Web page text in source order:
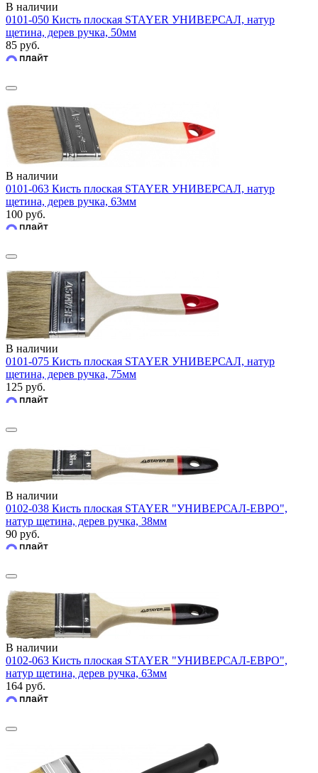
В наличии
0101-050 Кисть плоская STAYER УНИВЕРСАЛ, натур
щетина, дерев ручка, 50мм
85 руб.
В наличии
0101-063 Кисть плоская STAYER УНИВЕРСАЛ, натур
щетина, дерев ручка, 63мм
100 руб.
В наличии
0101-075 Кисть плоская STAYER УНИВЕРСАЛ, натур
щетина, дерев ручка, 75мм
125 руб.
В наличии
0102-038 Кисть плоская STAYER "УНИВЕРСАЛ-ЕВРО",
натур щетина, дерев ручка, 38мм
90 руб.
В наличии
0102-063 Кисть плоская STAYER "УНИВЕРСАЛ-ЕВРО",
натур щетина, дерев ручка, 63мм
164 руб.